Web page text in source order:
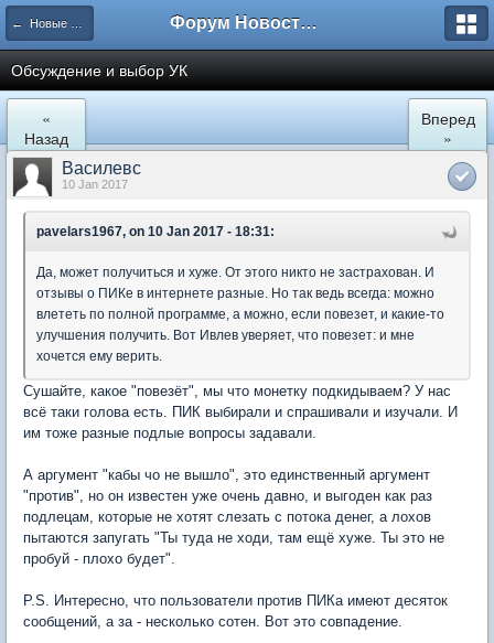
← Новые Водники Форум Новостройки
Обсуждение и выбор УК
«
Назад
Вперед
»
Василевс
10 Jan 2017
pavelars1967, on 10 Jan 2017 - 18:31:
Да, может получиться и хуже. От этого никто не застрахован. И
отзывы о ПИКе в интернете разные. Но так ведь всегда: можно
влететь по полной программе, а можно, если повезет, и какие-то
улучшения получить. Вот Ивлев уверяет, что повезет: и мне
хочется ему верить.
Сушайте, какое "повезёт", мы что монетку подкидываем? У нас
всё таки голова есть. ПИК выбирали и спрашивали и изучали. И
им тоже разные подлые вопросы задавали.
А аргумент "кабы чо не вышло", это единственный аргумент
"против", но он известен уже очень давно, и выгоден как раз
подлецам, которые не хотят слезать с потока денег, а лохов
пытаются запугать "Ты туда не ходи, там ещё хуже. Ты это не
пробуй - плохо будет".
P.S. Интересно, что пользователи против ПИКа имеют десяток
сообщений, а за - несколько сотен. Вот это совпадение.